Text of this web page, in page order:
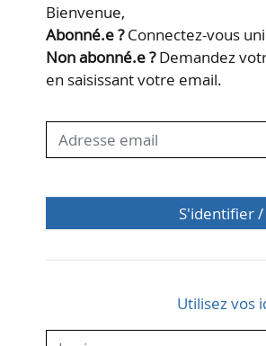
de la zone offshore et
de 1 GW, à l’exception
Bienvenue,
Abonné.e ?Connectez-vous
Non abonné.e ?Demandez
en saisissant votre email.
S'identifier
Utilisez vos